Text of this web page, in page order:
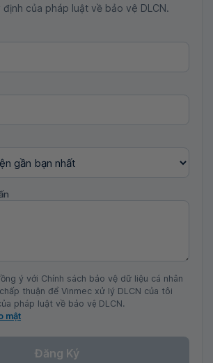
của pháp luật về bảo vệ DLCN.
ý với Chính sách bảo vệ dữ liệu cá nhân
thuận để Vinmec xử lý DLCN của tôi
pháp luật về bảo vệ DLCN.
mật
Đăng Ký